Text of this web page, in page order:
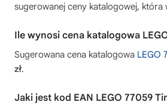
sugerowanej ceny katalogowej, która
Ile wynosi cena katalogowa
Sugerowana cena katalogowa LEGO
zł.
Jaki jest kod EAN LEGO 77059